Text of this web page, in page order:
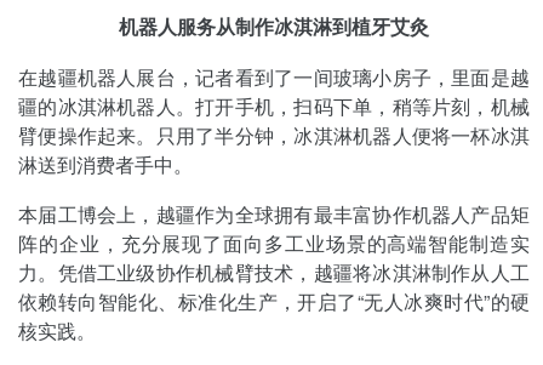
机器人服务从制作冰淇淋到植牙艾灸
在越疆机器人展台，记者看到了一间玻璃小房子，里面是越
疆的冰淇淋机器人。打开手机，扫码下单，稍等片刻，机械
臂便操作起来。只用了半分钟，冰淇淋机器人便将一杯冰淇
淋送到消费者手中。
本届工博会上，越疆作为全球拥有最丰富协作机器人产品矩
阵的企业，充分展现了面向多工业场景的高端智能制造实
力。凭借工业级协作机械臂技术，越疆将冰淇淋制作从人工
依赖转向智能化、标准化生产，开启了“无人冰爽时代”的硬
核实践。